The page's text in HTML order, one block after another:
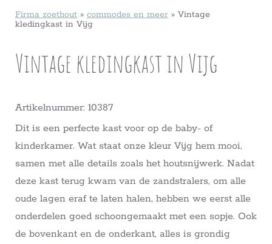
Firma zoethout » commodes en meer » Vintage
kledingkast in Vijg
Vintage kledingkast in Vijg
Artikelnummer: 10387
Dit is een perfecte kast voor op de baby- of
kinderkamer. Wat staat onze kleur Vijg hem mooi,
samen met alle details zoals het houtsnijwerk. Nadat
deze kast terug kwam van de zandstralers, om alle
oude lagen eraf te laten halen, hebben we eerst alle
onderdelen goed schoongemaakt met een sopje. Ook
de bovenkant en de onderkant, alles is grondig